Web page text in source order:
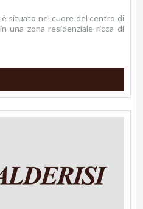
situato nel cuore del centro di
una zona residenziale ricca di